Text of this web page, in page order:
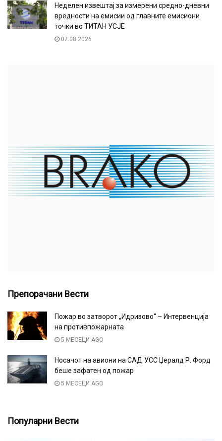
Неделен извештај за измерени средно-дневни
вредности на емисии од главните емисиони
точки во ТИТАН УСЈЕ
07.08.2026
Препорачани Вести
Пожар во затворот „Идризово“ – Интервенција
на противпожарната
5 МЕСЕЦИ AGO
Носачот на авиони на САД УСC Џералд Р. Форд
беше зафатен од пожар
5 МЕСЕЦИ AGO
Популарни Вести